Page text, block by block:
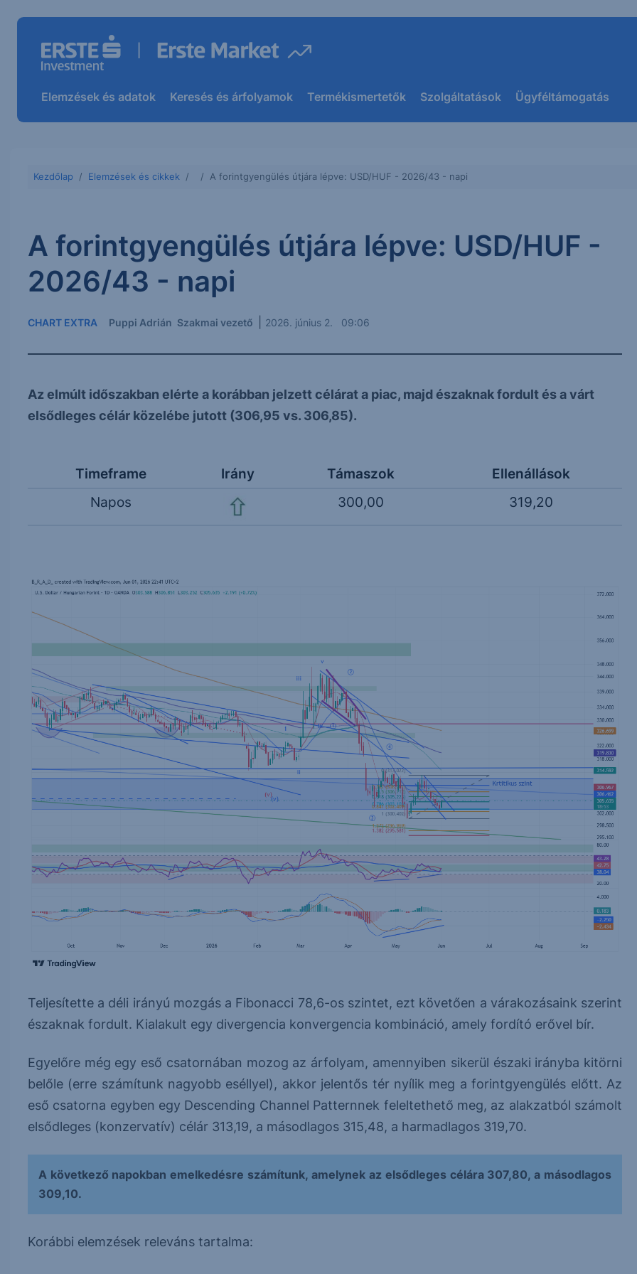
Elemzések és adatok Keresés és árfolyamok Termékismertetők Szolgáltatások Ügyféltámogatás
Kezdőlap Elemzések és cikkek A forintgyengülés útjára lépve: USD/HUF - 2026/43 - napi
A forintgyengülés útjára lépve: USD/HUF -
2026/43 - napi
CHART EXTRA Puppi Adrián Szakmai vezető 2026. június 2. 09:06
Az elmúlt időszakban elérte a korábban jelzett célárat a piac, majd északnak fordult és a várt
elsődleges célár közelébe jutott (306,95 vs. 306,85).
Timeframe Irány Támaszok
Ellenállások
Napos
300,00 319,20
Teljesítette a déli irányú mozgás a Fibonacci 78,6-os szintet, ezt követően a várakozásaink szerint
északnak fordult. Kialakult egy divergencia konvergencia kombináció, amely fordító erővel bír.
Egyelőre még egy eső csatornában mozog az árfolyam, amennyiben sikerül északi irányba kitörni
belőle (erre számítunk nagyobb eséllyel), akkor jelentős tér nyílik meg a forintgyengülés előtt. Az
eső csatorna egyben egy Descending Channel Patternnek feleltethető meg, az alakzatból számolt
elsődleges (konzervatív) célár 313,19, a másodlagos 315,48, a harmadlagos 319,70.
A következő napokban emelkedésre számítunk, amelynek az elsődleges célára 307,80, a másodlagos
309,10.
Korábbi elemzések releváns tartalma: